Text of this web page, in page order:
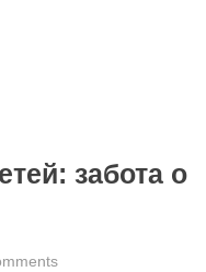
забота о
on